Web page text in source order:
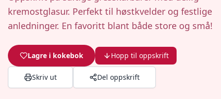
kremostglasur. Perfekt til høstkvelder og festlige
anledninger. En favoritt blant både store og små!
Lagre i kokebok Hopp til oppskrift
Skriv ut Del oppskrift